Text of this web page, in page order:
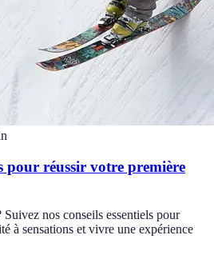
pour réussir votre première
nos conseils essentiels pour
à sensations et vivre une expérience